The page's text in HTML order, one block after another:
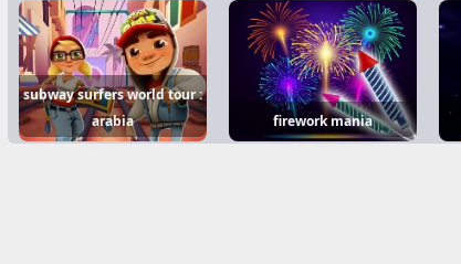
subway surfers world tour :
arabia
firework mania